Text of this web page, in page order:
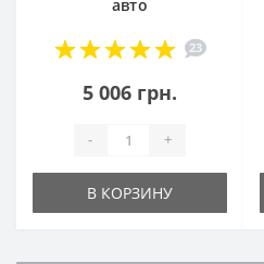
авто
23
5 006 грн.
- +
В КОРЗИНУ